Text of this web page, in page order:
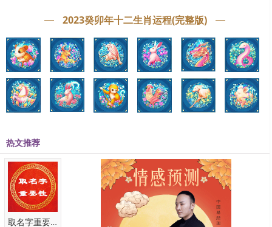
如云”诗句之中，使其此名富有诗意内涵，形容男孩为人大气、有主见
且领导能力极强。其中“赫”字属于洋气、时尚用字，如姜敏赫、吴钟
赫、张佑赫等男明星，均喜用此字起名。提取搭配取名使人联想，以
此展现男孩子帅气、英俊的外貌特点。
冯绍伦
着孩子有修养，有气概的特点。绍出自成语“旁搜远绍”，意指广泛搜
集，远承古人。人名中形容孩子勤学好问、敢于探索、有进取心；伦
字出自《周书·庾信传》“幼而俊迈；聪敏绝伦；博览群书；”意为孩子
睿智不凡。
林皓宇
2023癸卯年十二生肖运程(完整版)
热文推荐
取名字重要性